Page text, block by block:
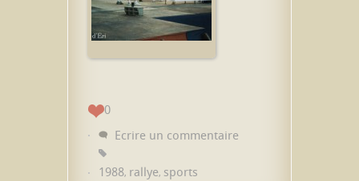
0
Ecrire un commentaire
1988, rallye, sports